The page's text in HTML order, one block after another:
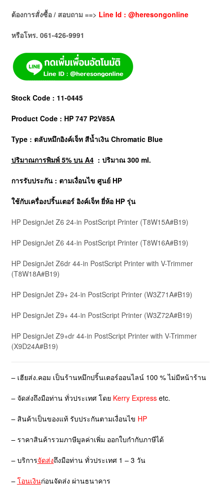
ต้องการสั่งซื้อ / สอบถาม ==> Line Id : @heresongonline
หรือโทร. 061-426-9991
Stock Code : 11-0445
Product Code : HP 747 P2V85A
Type : ตลับหมึกอิงค์เจ็ท สีน้ำเงิน Chromatic Blue
ปริมาณการพิมพ์ 5% บน A4: ปริมาณ 300 ml.
การรับประกัน : ตามเงื่อนไข ศูนย์ HP
ใช้กับเครื่องปริ้นเตอร์ อิงค์เจ็ท ยี่ห้อ HPรุ่น
HP DesignJet Z6 24-in PostScript Printer (T8W15A#B19)
HP DesignJet Z6 44-in PostScript Printer (T8W16A#B19)
HP DesignJet Z6dr 44-in PostScript Printer with V-Trimmer
(T8W18A#B19)
HP DesignJet Z9+ 24-in PostScript Printer (W3Z71A#B19)
HP DesignJet Z9+ 44-in PostScript Printer (W3Z72A#B19)
HP DesignJet Z9+dr 44-in PostScript Printer with V-Trimmer
(X9D24A#B19)
– เฮียส่ง.คอม เป็นร้านหมึกปริ้นเตอร์ออนไลน์ 100 % ไม่มีหน้าร้าน
– จัดส่งถึงมือท่าน ทั่วประเทศ โดย Kerry Expressetc.
– สินค้าเป็นของแท้ รับประกันตามเงื่อนไข HP
– ราคาสินค้ารวมภาษีมูลค่าเพิ่ม ออกใบกำกับภาษีได้
– บริการจัดส่งถึงมือท่าน ทั่วประเทศ 1 – 3 วัน
– โอนเงินก่อนจัดส่ง ผ่านธนาคาร